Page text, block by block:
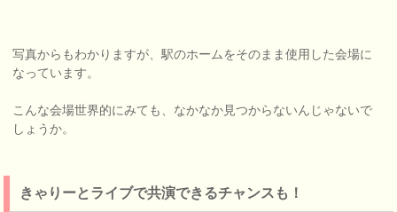
写真からもわかりますが、駅のホームをそのまま使用した会場に
なっています。
こんな会場世界的にみても、なかなか見つからないんじゃないで
しょうか。
きゃりーとライブで共演できるチャンスも！